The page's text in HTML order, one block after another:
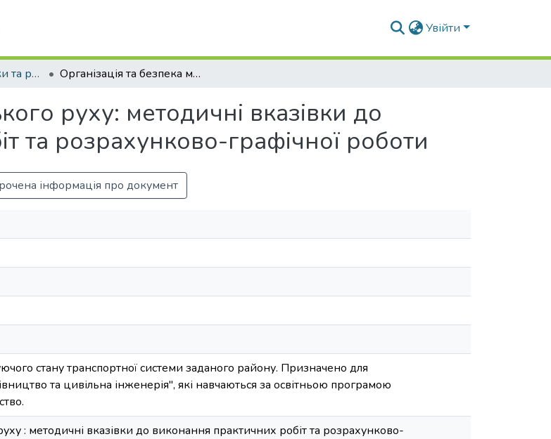
Увійти
Методичні вказівки та рекомендації Організація та безпека міського руху: методичні вказівки до виконання практичних робіт та розрахунково-графічної роботи
руху: методичні вказівки до
та розрахунково-графічної роботи
інформація про документ
стану транспортної системи заданого району. Призначено для
та цивільна інженерія", які навчаються за освітньою програмою
: методичні вказівки до виконання практичних робіт та розрахунково-